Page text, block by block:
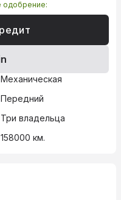
одобрение:
Механическая
Передний
Три владельца
158000 км.